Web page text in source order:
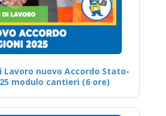
Lavoro nuovo Accordo Stato-
modulo cantieri (6 ore)